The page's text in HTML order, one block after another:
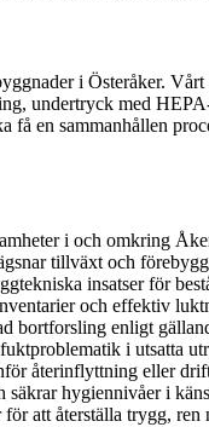
i Österåker.
undertryck med
en sammanhållen
i och omkring
tillväxt och
insatser för
och effektiv
bortforsling enligt
i utsatta
återinflyttning eller
säkrar hygiennivåer i
att återställa trygg, ren